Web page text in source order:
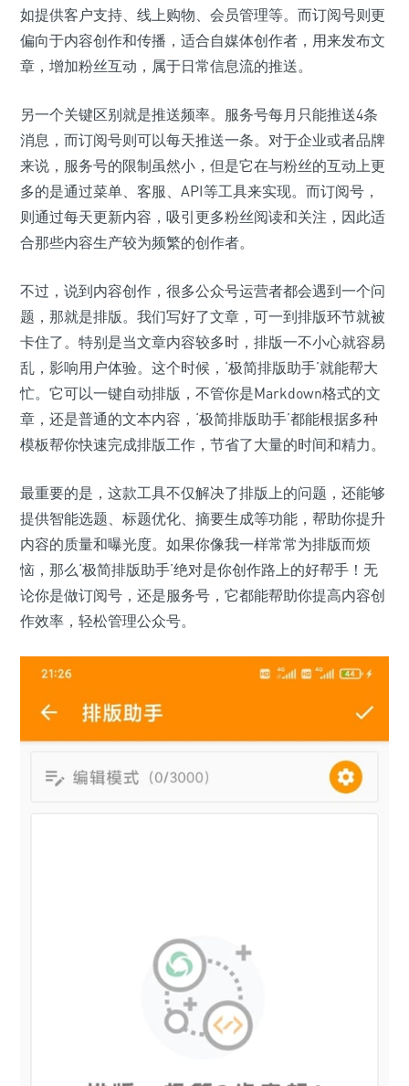
如提供客户支持、线上购物、会员管理等。而订阅号则更
偏向于内容创作和传播，适合自媒体创作者，用来发布文
章，增加粉丝互动，属于日常信息流的推送。
另一个关键区别就是推送频率。服务号每月只能推送4条
消息，而订阅号则可以每天推送一条。对于企业或者品牌
来说，服务号的限制虽然小，但是它在与粉丝的互动上更
多的是通过菜单、客服、API等工具来实现。而订阅号，
则通过每天更新内容，吸引更多粉丝阅读和关注，因此适
合那些内容生产较为频繁的创作者。
不过，说到内容创作，很多公众号运营者都会遇到一个问
题，那就是排版。我们写好了文章，可一到排版环节就被
卡住了。特别是当文章内容较多时，排版一不小心就容易
乱，影响用户体验。这个时候，‘极简排版助手’就能帮大
忙。它可以一键自动排版，不管你是Markdown格式的文
章，还是普通的文本内容，‘极简排版助手’都能根据多种
模板帮你快速完成排版工作，节省了大量的时间和精力。
最重要的是，这款工具不仅解决了排版上的问题，还能够
提供智能选题、标题优化、摘要生成等功能，帮助你提升
内容的质量和曝光度。如果你像我一样常常为排版而烦
恼，那么‘极简排版助手’绝对是你创作路上的好帮手！无
论你是做订阅号，还是服务号，它都能帮助你提高内容创
作效率，轻松管理公众号。